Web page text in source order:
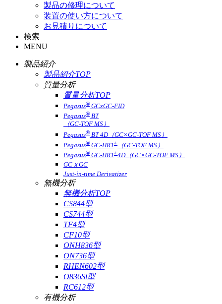
製品の修理について
装置の使い方について
お見積りについて
検索
MENU
製品紹介
製品紹介TOP
質量分析
質量分析TOP
Pegasus® GCxGC-FID
Pegasus® BT
（GC-TOF MS）
Pegasus® BT 4D（GC×GC-TOF MS）
Pegasus® GC-HRT+
（GC-TOF MS）
Pegasus® GC-HRT+4D（GC×GC-TOF MS）
GCｘGC
Just-in-time Derivatizer
無機分析
無機分析TOP
CS844型
CS744型
TF4型
CF10型
ONH836型
ON736型
RHEN602型
O836Si型
RC612型
有機分析